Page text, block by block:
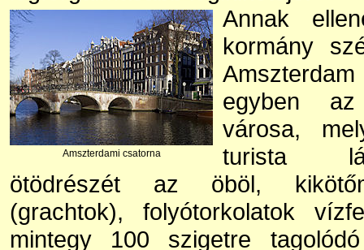
Amszterdami csatorna
Annak
kormány
egyben
városa,
turista
ötödrészét az öböl,
(grachtok), folyótorkolatok
mintegy 100 szigetre